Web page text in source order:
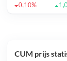
0,10%
CUM prijs